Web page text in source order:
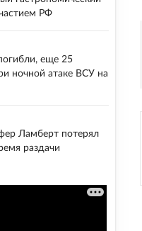
РФ
еще 25
ночной атаке ВСУ на
Ламберт потерял
раздачи